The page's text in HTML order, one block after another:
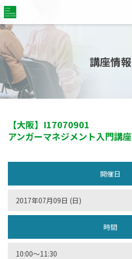
講座情報
【大阪】 I17070901
アンガーマネジメント入門講座
開催日
2017年07月09日 (日)
時間
10:00〜11:30